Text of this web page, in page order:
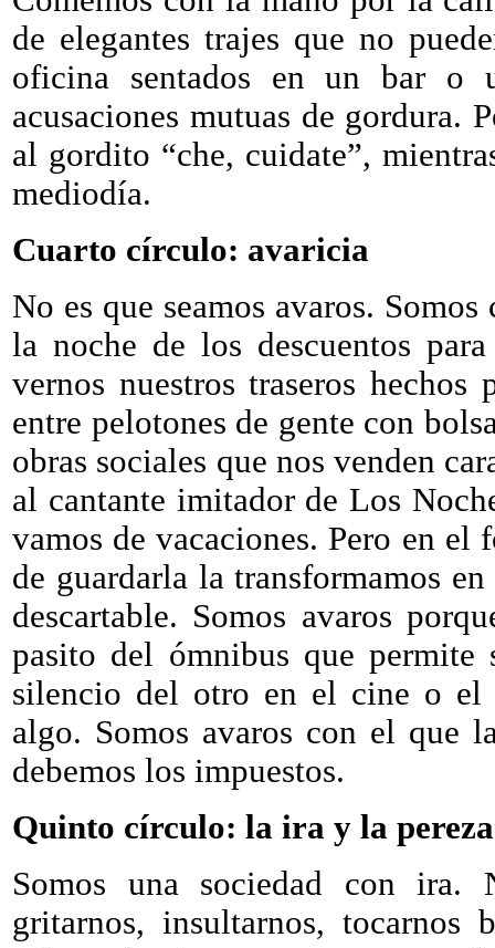
de elegantes trajes que no
oficina sentados en un bar o
acusaciones mutuas de gordura.
al gordito “che, cuidate”,
mediodía.
Cuarto círculo: avaricia
No es que seamos avaros.
la noche de los descuentos
vernos nuestros traseros
entre pelotones de gente con
obras sociales que nos venden
al cantante imitador de Los
vamos de vacaciones. Pero en
de guardarla la transformamos
descartable. Somos avaros
pasito del ómnibus que
silencio del otro en el cine o el
algo. Somos avaros con el que
debemos los impuestos.
Quinto círculo: la ira y la pereza
Somos una sociedad con ira.
gritarnos, insultarnos, tocarnos